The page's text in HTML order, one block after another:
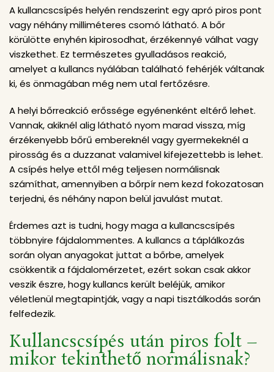
A kullancscsípés helyén rendszerint egy apró piros pont
vagy néhány milliméteres csomó látható. A bőr
körülötte enyhén kipirosodhat, érzékennyé válhat vagy
viszkethet. Ez természetes gyulladásos reakció,
amelyet a kullancs nyálában található fehérjék váltanak
ki, és önmagában még nem utal fertőzésre.
A helyi bőrreakció erőssége egyénenként eltérő lehet.
Vannak, akiknél alig látható nyom marad vissza, míg
érzékenyebb bőrű embereknél vagy gyermekeknél a
pirosság és a duzzanat valamivel kifejezettebb is lehet.
A csípés helye ettől még teljesen normálisnak
számíthat, amennyiben a bőrpír nem kezd fokozatosan
terjedni, és néhány napon belül javulást mutat.
Érdemes azt is tudni, hogy maga a kullancscsípés
többnyire fájdalommentes. A kullancs a táplálkozás
során olyan anyagokat juttat a bőrbe, amelyek
csökkentik a fájdalomérzetet, ezért sokan csak akkor
veszik észre, hogy kullancs került beléjük, amikor
véletlenül megtapintják, vagy a napi tisztálkodás során
felfedezik.
Kullancscsípés után piros folt –
mikor tekinthető normálisnak?